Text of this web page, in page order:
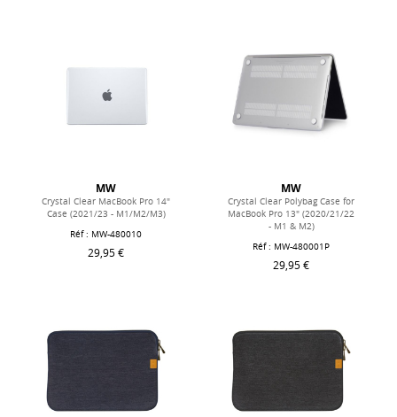
MW
Crystal Clear MacBook Pro 14"
Case (2021/23 - M1/M2/M3)
Réf : MW-480010
29,95 €
MW
Crystal Clear Polybag Case for
MacBook Pro 13" (2020/21/22
- M1 & M2)
Réf : MW-480001P
29,95 €